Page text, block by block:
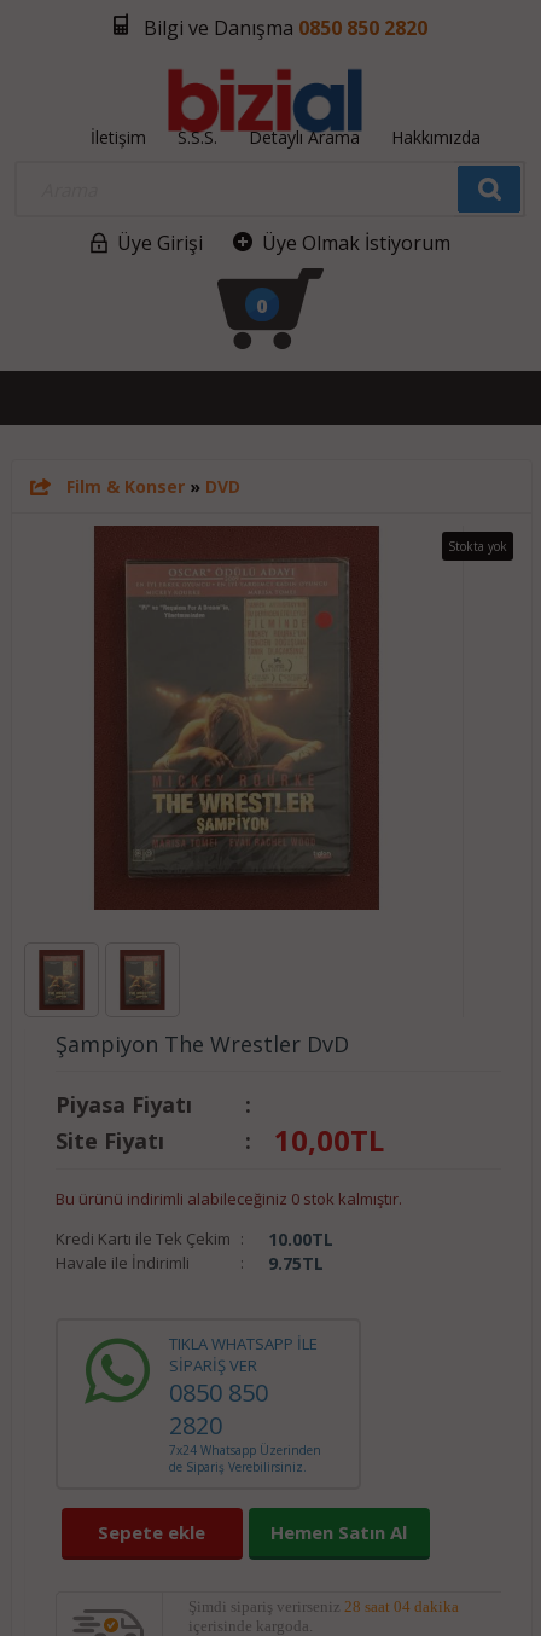
Bilgi ve Danışma 0850 850 2820
İletişim S.S.S. Detaylı Arama Hakkımızda
Üye Girişi Üye Olmak İstiyorum
0
Film & Konser» DVD
Stokta yok
Şampiyon The Wrestler DvD
Piyasa Fiyatı
:
Site Fiyatı
: 10,00TL
Bu ürünü indirimli alabileceğiniz 0 stok kalmıştır.
Kredi Kartı ile Tek Çekim : 10.00TL
Havale ile İndirimli : 9.75TL
TIKLA WHATSAPP İLE
SİPARİŞ VER
0850 850
2820
7x24 Whatsapp Üzerinden
de Sipariş Verebilirsiniz.
Sepete ekle Hemen Satın Al
Şimdi sipariş verirseniz 28 saat 04 dakika
içerisinde kargoda.